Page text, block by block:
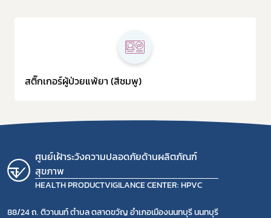
สติ๊กเกอร์ผู้ป่วยแพ้ยา (สีชมพู)
ศูนย์เฝ้าระวังความปลอดภัยด้านผลิตภัณฑ์
สุขภาพ
HEALTH PRODUCTVIGILANCE CENTER: HPVC
88/24 ถ. ติวานนท์ ตำบล ตลาดขวัญ อำเภอเมืองนนทบุรี นนทบุรี